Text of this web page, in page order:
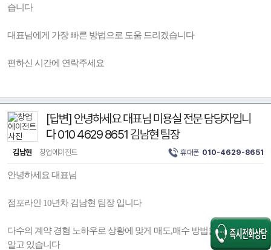
습니다
대표님에게 가장 빠른 방법으로 도움 드리겠습니다
편하신 시간에 연락주세요
[답변] 안녕하세요 대표님 미용실 전문 담당자입니
다 010 4629 8651 김남현 팀장
김남현 창업에이전트 휴대폰 010-4629-8651
안녕하세요 대표님
점포라인 10년차 김남현 팀장 입니다
다수의 계약 경험 노하우로 상황에 맞게 매도,매수 방법을 누구보다 잘
알고 있습니다